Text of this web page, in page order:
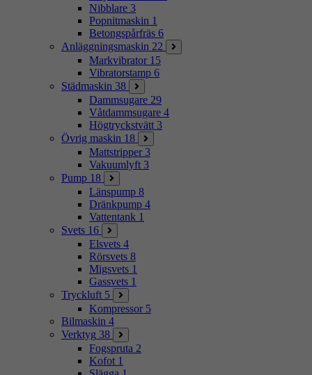
Nibblare 3
Popnitmaskin 1
Betongspårfräs 6
Anläggningsmaskin 22
Markvibrator 15
Vibratorstamp 6
Städmaskin 38
Dammsugare 29
Våtdammsugare 4
Högtryckstvätt 3
Övrig maskin 18
Mattstripper 3
Vakuumlyft 3
Pump 18
Länspump 8
Dränkpump 4
Vattentank 1
Svets 16
Elsvets 4
Rörsvets 8
Migsvets 1
Gassvets 1
Tryckluft 5
Kompressor 5
Bilmaskin 4
Verktyg 38
Fogspruta 2
Kofot 1